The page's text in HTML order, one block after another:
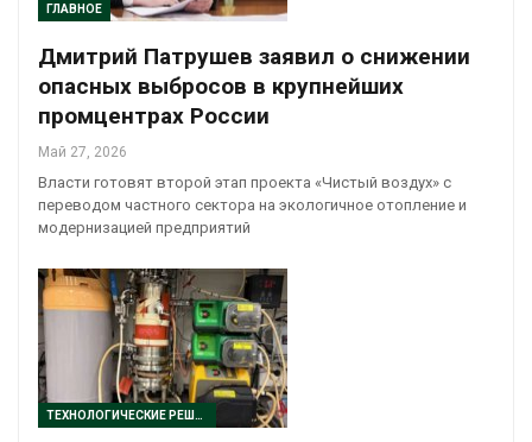
ГЛАВНОЕ
Дмитрий Патрушев заявил о снижении
опасных выбросов в крупнейших
промцентрах России
Май 27, 2026
Власти готовят второй этап проекта «Чистый воздух» с
переводом частного сектора на экологичное отопление и
модернизацией предприятий
ТЕХНОЛОГИЧЕСКИЕ РЕШЕНИЯ